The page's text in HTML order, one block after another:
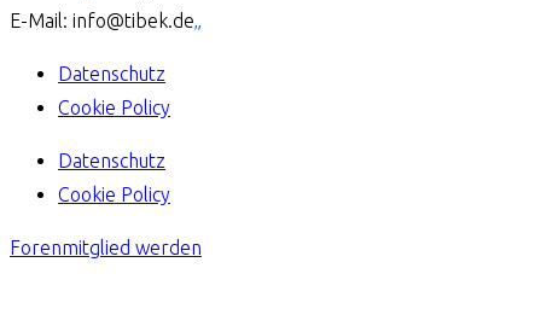
E-Mail: info@tibek.de„
Datenschutz
Cookie Policy
Datenschutz
Cookie Policy
Forenmitglied werden